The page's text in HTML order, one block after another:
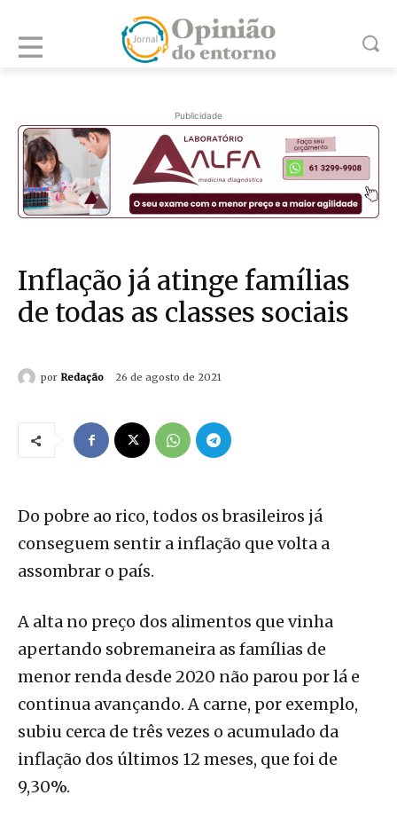
Publicidade
Inflação já atinge famílias
de todas as classes sociais
por Redação 26 de agosto de 2021
Do pobre ao rico, todos os brasileiros já
conseguem sentir a inflação que volta a
assombrar o país.
A alta no preço dos alimentos que vinha
apertando sobremaneira as famílias de
menor renda desde 2020 não parou por lá e
continua avançando. A carne, por exemplo,
subiu cerca de três vezes o acumulado da
inflação dos últimos 12 meses, que foi de
9,30%.